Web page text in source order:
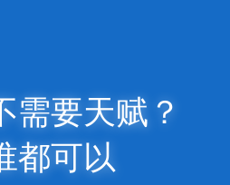
需要天赋？
都可以